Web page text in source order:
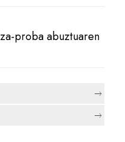
proba abuztuaren